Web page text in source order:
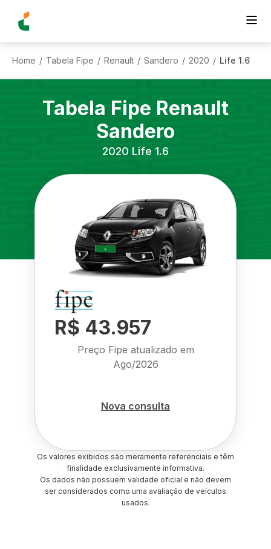
Home / Tabela Fipe / Renault / Sandero / 2020 / Life 1.6
Tabela Fipe Renault
Sandero
2020 Life 1.6
R$ 43.957
Preço Fipe atualizado em
Ago/2026
Nova consulta
Os valores exibidos são meramente referenciais e têm
finalidade exclusivamente informativa.
Os dados não possuem validade oficial e não devem
ser considerados como uma avaliação de veículos
usados.